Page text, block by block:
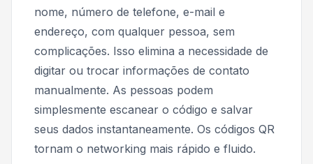
nome, número de telefone, e-mail e
endereço, com qualquer pessoa, sem
complicações. Isso elimina a necessidade de
digitar ou trocar informações de contato
manualmente. As pessoas podem
simplesmente escanear o código e salvar
seus dados instantaneamente. Os códigos QR
tornam o networking mais rápido e fluido.